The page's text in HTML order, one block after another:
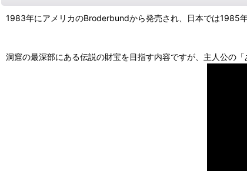
1983年にアメリカのBroderbundから発売され、日本では1985
洞窟の最深部にある伝説の財宝を目指す内容ですが、主人公の